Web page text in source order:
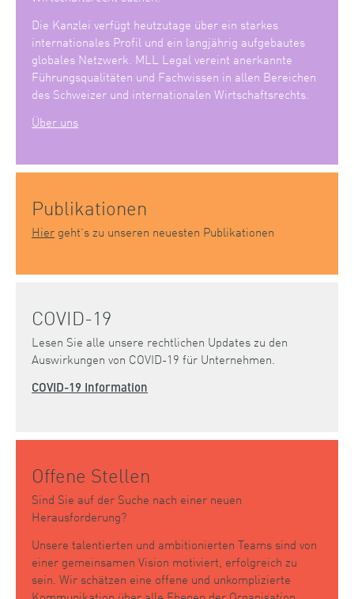
Die Kanzlei verfügt heutzutage über ein starkes
internationales Profil und ein langjährig aufgebautes
globales Netzwerk. MLL Legal vereint anerkannte
Führungsqualitäten und Fachwissen in allen Bereichen
des Schweizer und internationalen Wirtschaftsrechts.
Über uns
Publikationen
Hier geht’s zu unseren neuesten Publikationen
COVID-19
Lesen Sie alle unsere rechtlichen Updates zu den
Auswirkungen von COVID-19 für Unternehmen.
COVID-19 Information
Offene Stellen
Sind Sie auf der Suche nach einer neuen
Herausforderung?
Unsere talentierten und ambitionierten Teams sind von
einer gemeinsamen Vision motiviert, erfolgreich zu
sein. Wir schätzen eine offene und unkomplizierte